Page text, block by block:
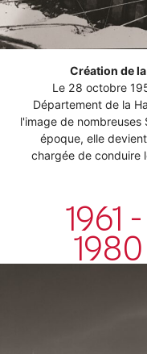
Création de
Le 28 octobre
Département de la
l'image de
époque, elle
chargée de conduire
1961 -
1980